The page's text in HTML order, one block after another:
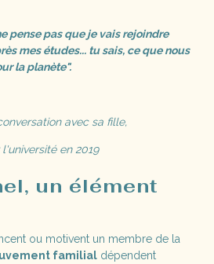
pense pas que je vais rejoindre
mes études... tu sais, ce que nous
la planète".
avec sa fille,
en 2019
un élément
ou motivent un membre de la
familial dépendent